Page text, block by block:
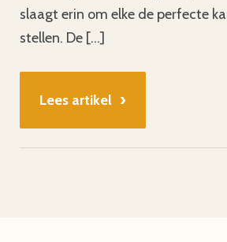
slaagt erin om elke de perfecte
stellen. De […]
Lees artikel ›